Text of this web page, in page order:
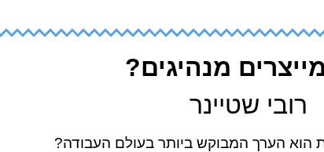
מנהיגים?
רובי שטיינר
הוא הערך המבוקש ביותר בעולם העבודה?